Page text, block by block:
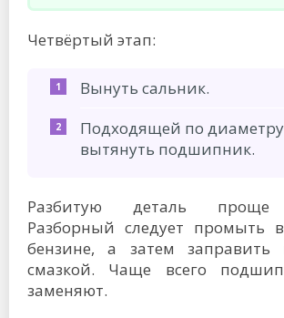
Четвёртый этап:
Вынуть сальник.
Подходящей по
вытянуть подшипник.
Разбитую деталь проще
Разборный следует промыть
бензине, а затем заправить
смазкой. Чаще всего
заменяют.